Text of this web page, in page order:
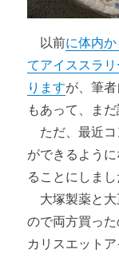
以前に体内
てアイススラ
りますが、筆
もあって、ま
ただ、最近コ
ができるよう
ることにしまし
大塚製薬と大
ので両方買っ
カリスエット